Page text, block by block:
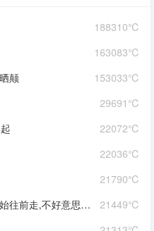
188310℃
163083℃
153033℃
颠
29691℃
22072℃
22036℃
21790℃
21449℃
思啊这一次,我一定要赢